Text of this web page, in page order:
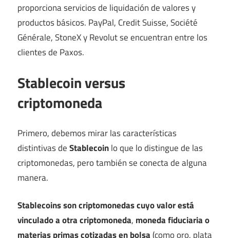
proporciona servicios de liquidación de valores y
productos básicos. PayPal, Credit Suisse, Société
Générale, StoneX y Revolut se encuentran entre los
clientes de Paxos.
Stablecoin versus
criptomoneda
Primero, debemos mirar las características
distintivas deStablecoinlo que lo distingue de las
criptomonedas, pero también se conecta de alguna
manera.
Stablecoins son criptomonedas cuyo valor está
vinculado a otra criptomoneda, moneda fiduciaria o
materias primas cotizadas en bolsa(como oro, plata